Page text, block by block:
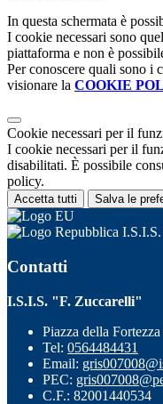
In questa schermata è
I cookie necessari sono
piattaforma e non è
Per conoscere quali sono i
visionare la COOKIE
Cookie necessari per il
I cookie necessari per il
disabilitati. È possibile
policy.
Accetta tutti Salva le
Contatti
I.S.I.S. "F. Zuccarelli"
Piazza della
Tel: 0564484431
Email:
PEC:
C.F.: 82001440534